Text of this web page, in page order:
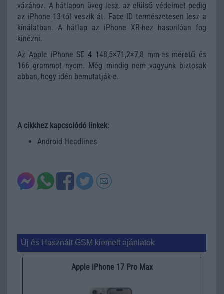
vázához. A hátlapon üveg lesz, az elülső védelmet pedig
az iPhone 13-tól veszik át. Face ID természetesen lesz a
kínálatban. A hátlap az iPhone XR-hez hasonlóan fog
kinézni.
Az Apple iPhone SE 4 148,5×71,2×7,8 mm-es méretű és
166 grammot nyom. Még mindig nem vagyunk biztosak
abban, hogy idén bemutatják-e.
A cikkhez kapcsolódó linkek:
Android Headlines
Új és Használt GSM kiemelt ajánlatok
Apple iPhone 17 Pro Max